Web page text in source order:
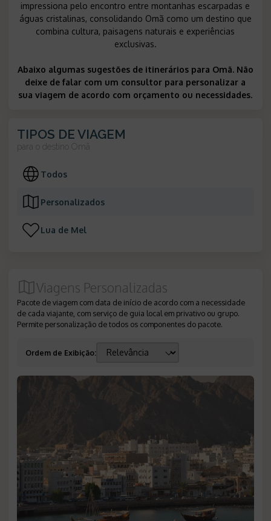
impressiona pelo encontro entre montanhas escarpadas e
águas cristalinas, consolidando Omã como um destino que
combina cultura, paisagens naturais e experiências
exclusivas.
Abaixo algumas sugestões de itinerários para Omã. Não
deixe de falar com um consultor para personalizar a
sua viagem de acordo com orçamento ou necessidades.
TIPOS DE VIAGEM
para o destino Omã
Todos
Personalizados
Lua de Mel
Viagens Personalizadas
Pacote de viagem com data de início de acordo com a necessidade
de cada viajante, com serviço de guia local em privativo ou grupo.
Permite personalização de todos os componentes do pacote.
Ordem de Exibição: